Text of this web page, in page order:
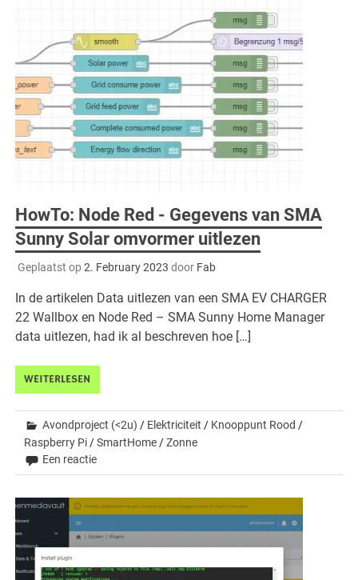
HowTo: Node Red - Gegevens van SMA
Sunny Solar omvormer uitlezen
Geplaatst op 2. February 2023 door Fab
In de artikelen Data uitlezen van een SMA EV CHARGER
22 Wallbox en Node Red – SMA Sunny Home Manager
data uitlezen, had ik al beschreven hoe […]
WEITERLESEN
Avondproject (<2u) / Elektriciteit / Knooppunt Rood /
Raspberry Pi /SmartHome /Zonne
Een reactie